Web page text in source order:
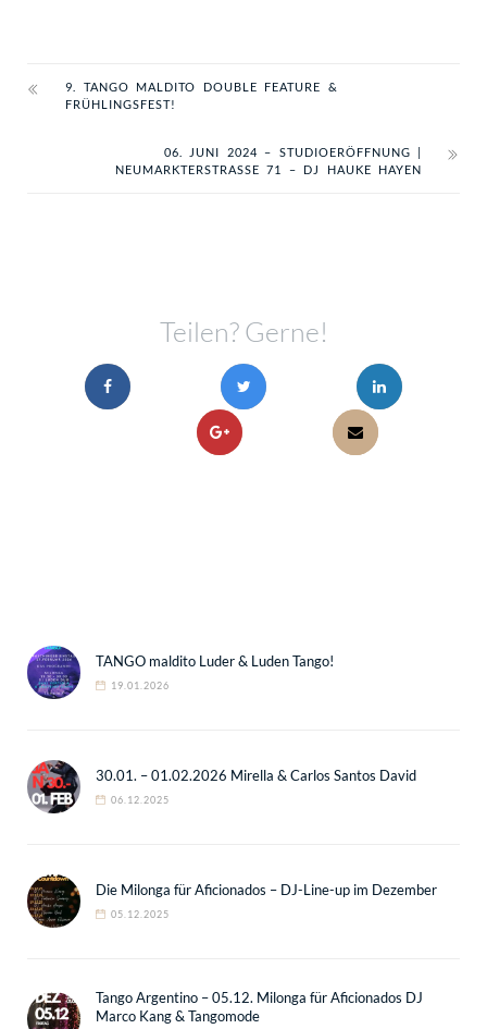
9. TANGO MALDITO DOUBLE FEATURE &
FRÜHLINGSFEST!
06. JUNI 2024 – STUDIOERÖFFNUNG |
NEUMARKTERSTRASSE 71 – DJ HAUKE HAYEN
Teilen? Gerne!
TANGO maldito Luder & Luden Tango!
19.01.2026
30.01. – 01.02.2026 Mirella & Carlos Santos David
06.12.2025
Die Milonga für Aficionados – DJ-Line-up im Dezember
05.12.2025
Tango Argentino – 05.12. Milonga für Aficionados DJ
Marco Kang & Tangomode